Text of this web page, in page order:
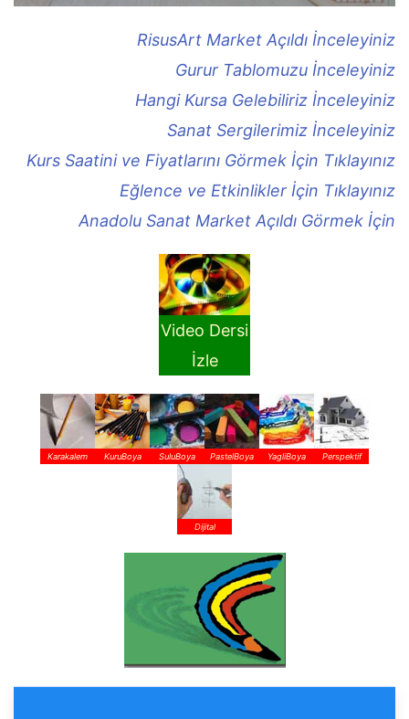
RisusArt Market Açıldı İnceleyiniz
Gurur Tablomuzu İnceleyiniz
Hangi Kursa Gelebiliriz İnceleyiniz
Sanat Sergilerimiz İnceleyiniz
Kurs Saatini ve Fiyatlarını Görmek İçin Tıklayınız
Eğlence ve Etkinlikler İçin Tıklayınız
Anadolu Sanat Market Açıldı Görmek İçin
Video Dersi
İzle
Karakalem KuruBoya SuluBoya PastelBoya YagliBoya Perspektif
Dijital